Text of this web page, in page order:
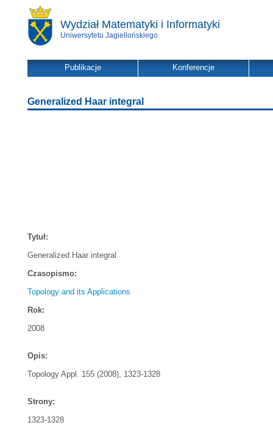
Wydział Matematyki i Informatyki
Uniwersytetu Jagiellońskiego
Publikacje Konferencje
Generalized Haar integral
Tytuł:
Generalized Haar integral
Czasopismo:
Topology and its Applications
Rok:
2008
Opis:
Topology Appl. 155 (2008), 1323-1328
Strony:
1323-1328